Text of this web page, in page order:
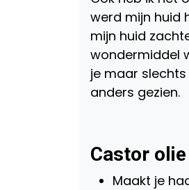
werd mijn huid
mijn huid
wondermiddel
je maar
anders gezien.
Castor olie
Maakt je